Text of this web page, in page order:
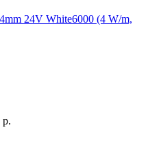
24V White6000 (4 W/m,
р.